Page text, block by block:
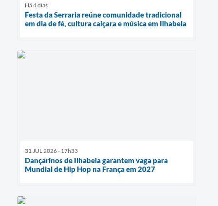
Há 4 dias
Festa da Serraria reúne comunidade tradicional
em dia de fé, cultura caiçara e música em Ilhabela
31 JUL 2026 - 17h33
Dançarinos de Ilhabela garantem vaga para
Mundial de Hip Hop na França em 2027